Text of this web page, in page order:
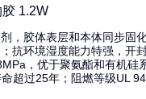
1.2W
，胶体表层和本体同步固
抗环境湿度能力特强，开
，优于聚氨酯和有机硅
超过25年；阻燃等级UL